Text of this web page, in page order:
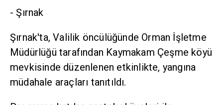
- Şırnak
Şırnak'ta, Valilik öncülüğünde Orman İşletme
Müdürlüğü tarafından Kaymakam Çeşme köyü
mevkisinde düzenlenen etkinlikte, yangına
müdahale araçları tanıtıldı.